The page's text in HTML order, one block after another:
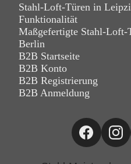
Stahl-Loft-Türen in
Funktionalität
Maßgefertigte Stahl-Loft-
Berlin
B2B Startseite
B2B Konto
B2B Registrierung
B2B Anmeldung